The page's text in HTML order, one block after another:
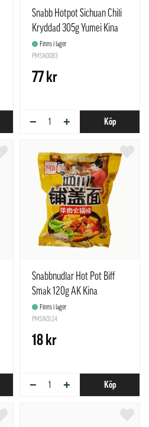
Snabb Hotpot Sichuan Chili
Kryddad 305g Yumei Kina
Finns i lager
PMSN0083
77 kr
− + Köp
Snabbnudlar Hot Pot Biff
Smak 120g AK Kina
Finns i lager
PMSN0124
18 kr
− + Köp